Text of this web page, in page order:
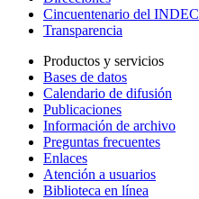
Cincuentenario del INDEC
Transparencia
Productos y servicios
Bases de datos
Calendario de difusión
Publicaciones
Información de archivo
Preguntas frecuentes
Enlaces
Atención a usuarios
Biblioteca en línea